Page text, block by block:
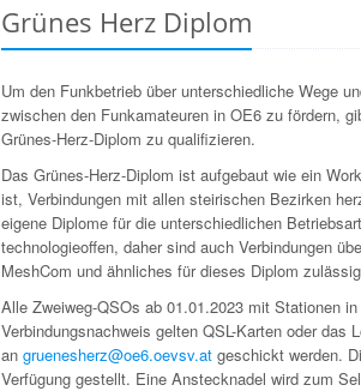
Grünes Herz Diplom
Um den Funkbetrieb über unterschiedliche Wege
zwischen den Funkamateuren in OE6 zu fördern,
Grünes-Herz-Diplom zu qualifizieren.
Das Grünes-Herz-Diplom ist aufgebaut wie ein
ist, Verbindungen mit allen steirischen Bezirken
eigene Diplome für die unterschiedlichen
technologieoffen, daher sind auch Verbindungen
MeshCom und ähnliches für dieses Diplom
Alle Zweiweg-QSOs ab 01.01.2023 mit Stationen
Verbindungsnachweis gelten QSL-Karten oder das
angruenesherz@oe6.oevsv.at geschickt werden.
Verfügung gestellt. Eine Anstecknadel wird zum